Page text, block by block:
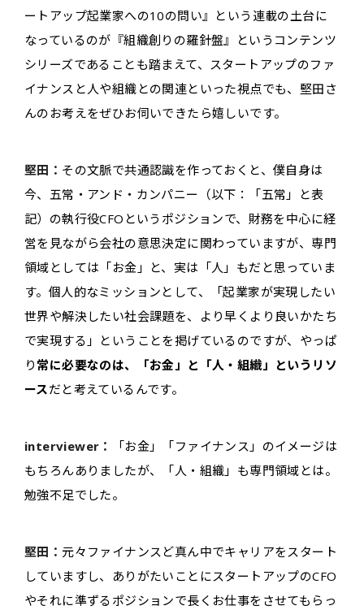
ートアップ起業家への10の問い』という連載の土台に
なっているのが『組織創りの羅針盤』というコンテンツ
シリーズであることも踏まえて、スタートアップのファ
イナンスと人や組織との関連といった視点でも、堅田さ
んのお考えをぜひお伺いできたら嬉しいです。
堅田： その文脈で共通認識を作っておくと、僕自身は
今、五常・アンド・カンパニー（以下：「五常」と表
記）の執行役CFOというポジションで、財務を中心に経
営を見ながら会社の意思決定に関わっていますが、専門
領域としては「お金」と、実は「人」もだと思っていま
す。個人的なミッションとして、「起業家が実現したい
世界や解決したい社会課題を、より早くより良いかたち
で実現する」ということを掲げているのですが、やっぱ
り 常に必要なのは、「お金」と「人・組織」というリソ
ースだと考えているんです。
interviewer：
「お金」「ファイナンス」のイメージは
もちろんありましたが、「人・組織」も専門領域とは。
勉強不足でした。
堅田：元々ファイナンスど真ん中でキャリアをスタート
していますし、ありがたいことにスタートアップのCFO
やそれに準ずるポジションで長くお仕事をさせてもらっ